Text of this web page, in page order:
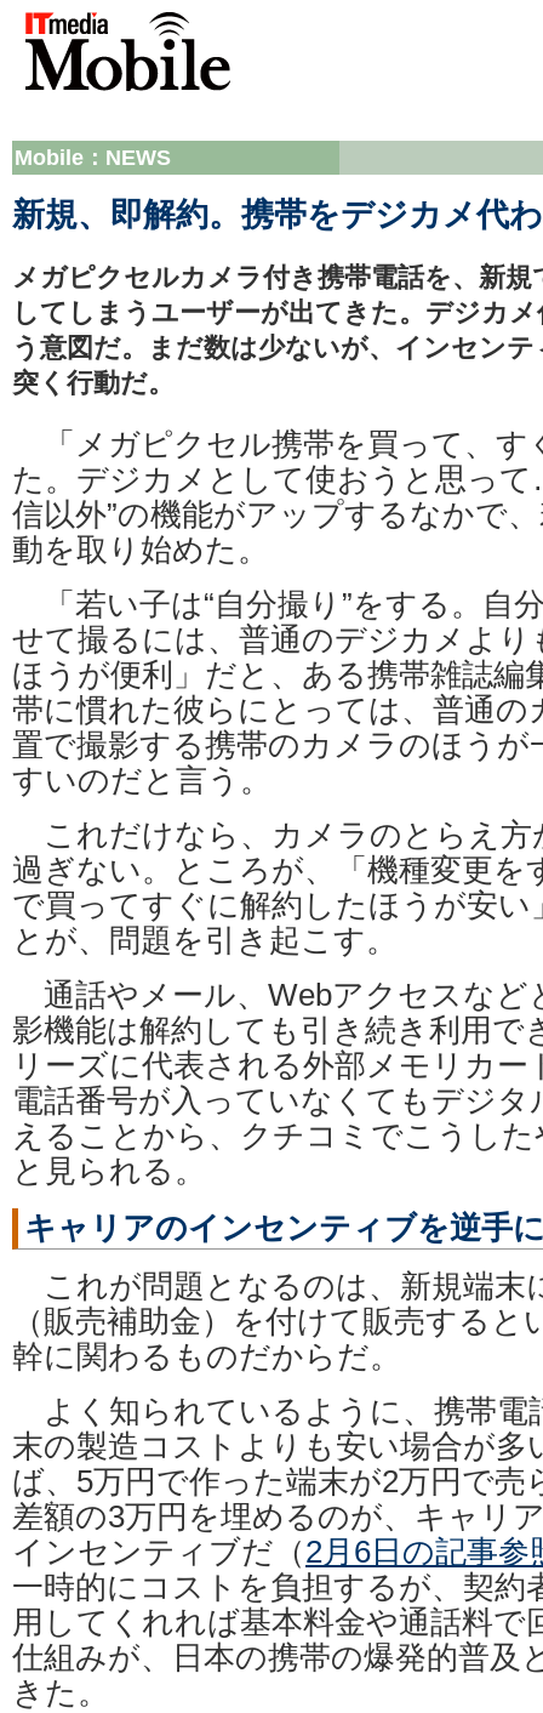
Mobile：NEWS
新規、即解約。携帯をデジカメ代
メガピクセルカメラ付き携帯電話を、新
してしまうユーザーが出てきた。デジカ
う意図だ。まだ数は少ないが、インセン
突く行動だ。
「メガピクセル携帯を買って、す
た。デジカメとして使おうと思っ
信以外”の機能がアップするなかで
動を取り始めた。
「若い子は“自分撮り”をする。自
せて撮るには、普通のデジカメよ
ほうが便利」だと、ある携帯雑誌編
帯に慣れた彼らにとっては、普通の
置で撮影する携帯のカメラのほうが
すいのだと言う。
これだけなら、カメラのとらえ方
過ぎない。ところが、「機種変更を
で買ってすぐに解約したほうが安い
とが、問題を引き起こす。
通話やメール、Webアクセスなど
影機能は解約しても引き続き利用で
リーズに代表される外部メモリカー
電話番号が入っていなくてもデジタ
えることから、クチコミでこうし
と見られる。
キャリアのインセンティブを逆手
これが問題となるのは、新規端末
（販売補助金）を付けて販売する
幹に関わるものだからだ。
よく知られているように、携帯電
末の製造コストよりも安い場合が多
ば、5万円で作った端末が2万円で売
差額の3万円を埋めるのが、キャリ
インセンティブだ（2月6日の記事参
一時的にコストを負担するが、契約
用してくれれば基本料金や通話料で
仕組みが、日本の携帯の爆発的普及
きた。